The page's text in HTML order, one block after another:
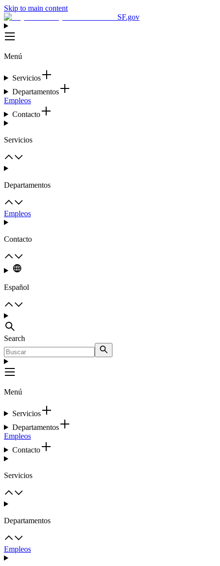
Skip to main content
SF.gov
Menú
Servicios
Departamentos
Empleos
Contacto
Servicios
Departamentos
Empleos
Contacto
Español
Search
Menú
Servicios
Departamentos
Empleos
Contacto
Servicios
Departamentos
Empleos